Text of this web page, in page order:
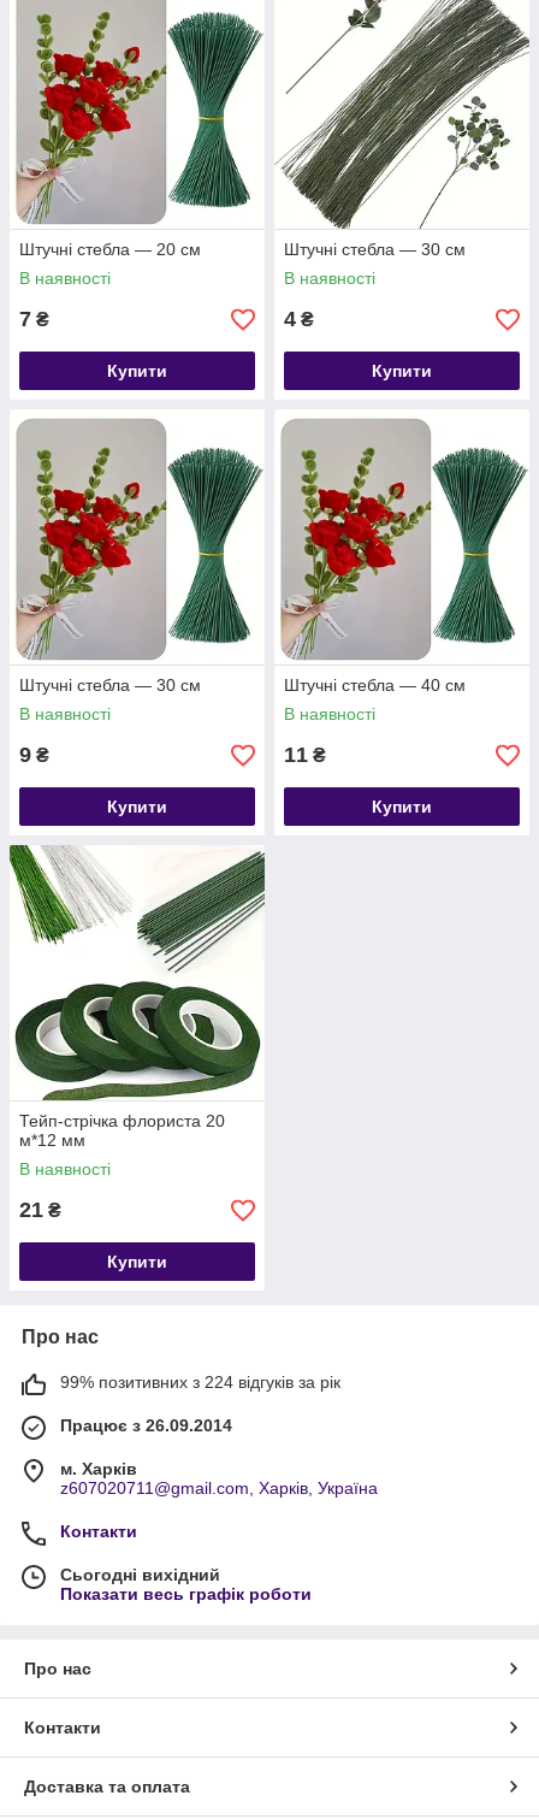
Штучні стебла — 20 см
В наявності
7 ₴
Купити
Штучні стебла — 30 см
В наявності
4 ₴
Купити
Штучні стебла — 30 см
В наявності
9 ₴
Купити
Штучні стебла — 40 см
В наявності
11 ₴
Купити
Тейп-стрічка флориста 20
м*12 мм
В наявності
21 ₴
Купити
Про нас
99% позитивних з 224 відгуків за рік
Працює з 26.09.2014
м. Харків
z607020711@gmail.com, Харків, Україна
Контакти
Сьогодні вихідний
Показати весь графік роботи
Про нас
Контакти
Доставка та оплата